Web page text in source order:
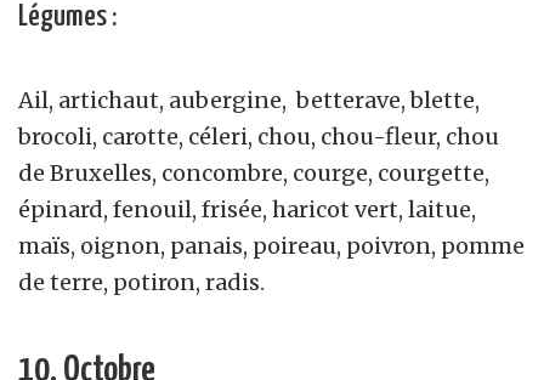
Légumes :
Ail, artichaut, aubergine, betterave, blette,
brocoli, carotte, céleri, chou, chou-fleur, chou
de Bruxelles, concombre, courge, courgette,
épinard, fenouil, frisée, haricot vert, laitue,
maïs, oignon, panais, poireau, poivron, pomme
de terre, potiron, radis.
10. Octobre